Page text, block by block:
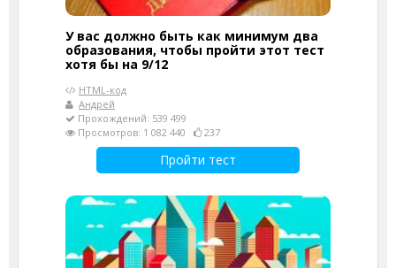
У вас должно быть как минимум два
образования, чтобы пройти этот тест
хотя бы на 9/12
HTML-код
Андрей
Прохождений: 539 499
Просмотров: 1 082 440
237
Пройти тест